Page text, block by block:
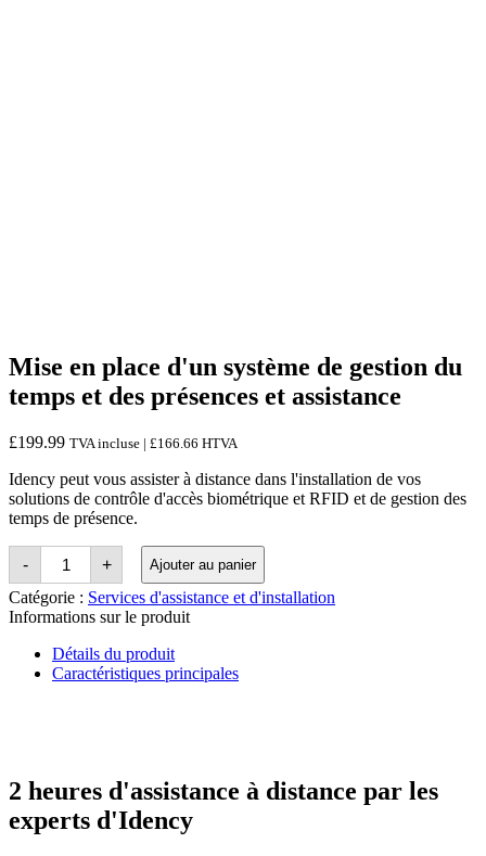
Mise en place d'un système de gestion du
temps et des présences et assistance
£199.99 TVA incluse | £166.66 HTVA
Idency peut vous assister à distance dans l'installation de vos
solutions de contrôle d'accès biométrique et RFID et de gestion des
temps de présence.
-
Quantité
Time
and
Attendance
System
up
&
+ Ajouter au panier
Catégorie : Services d'assistance et d'installation
Informations sur le produit
Détails du produit
Caractéristiques principales
2 heures d'assistance à distance par les
experts d'Idency